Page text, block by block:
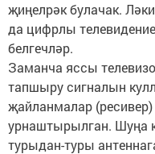
җиңелрәк булачак.
да цифрлы
белгечләр.
Заманча яссы
тапшыру сигналын
җайланмалар
урнаштырылган. Шуңа
турыдан-туры